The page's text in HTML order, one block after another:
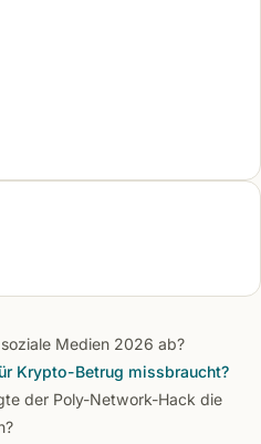
Medien 2026 ab?
Krypto-Betrug missbraucht?
der Poly-Network-Hack die